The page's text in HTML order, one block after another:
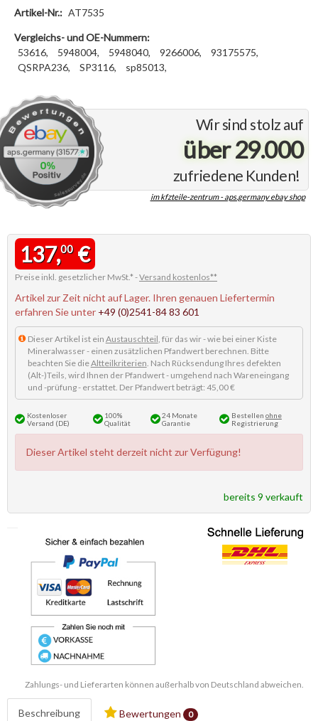
Wir sind stolz auf
über 29.000
zufriedene Kunden!
im kfzteile-zentrum - aps.germany ebay shop
Artikel-Nr.: AT7535
Vergleichs- und OE-Nummern:
53616,
5948004, 5948040, 9266006,
93175575,
QSRPA236,
SP3116, sp85013,
137,00€
Preise inkl. gesetzlicher MwSt.* -Versand kostenlos**
Artikel zur Zeit nicht auf Lager. Ihren genauen Liefertermin
erfahren Sie unter +49 (0)2541-84 83 601
Dieser Artikel ist ein Austauschteil, für das wir - wie bei einer Kiste
Mineralwasser - einen zusätzlichen Pfandwert berechnen. Bitte
beachten Sie dieAltteilkriterien. Nach Rücksendung Ihres defekten
(Alt-)Teils, wird Ihnen der Pfandwert - umgehend nach Wareneingang
und -prüfung - erstattet. Der Pfandwert beträgt: 45,00 €
Kostenloser
Versand (DE)
100%
Qualität
24 Monate
Garantie
Bestellen ohne
Registrierung
Dieser Artikel steht derzeit nicht zur Verfügung!
bereits 9 verkauft
Zahlungs- und Lieferarten können außerhalb von Deutschland abweichen.
Beschreibung Bewertungen 0